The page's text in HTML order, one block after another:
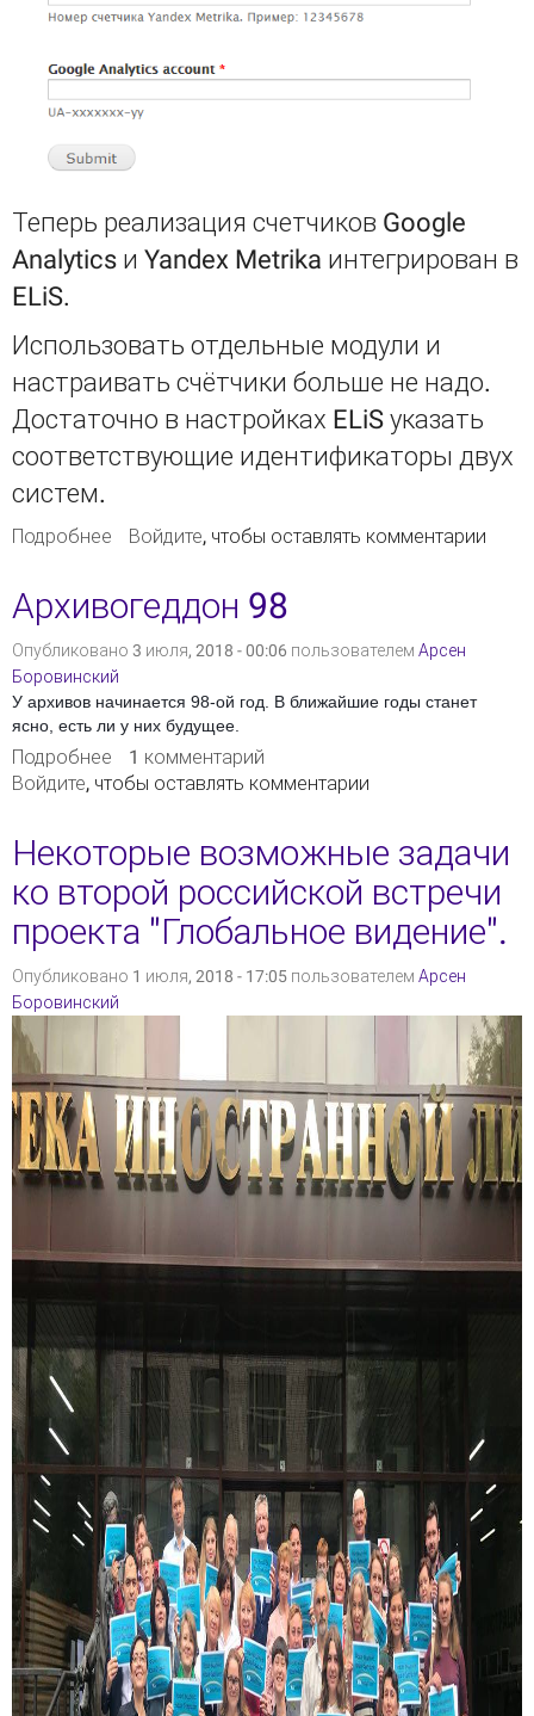
Теперь реализация счетчиков Google
Analytics и Yandex Metrika интегрирован в
ELiS.
Использовать отдельные модули и
настраивать счётчики больше не надо.
Достаточно в настройках ELiS указать
соответствующие идентификаторы двух
систем.
Подробнее о Улучшения в отправке данных в Google
Войдите, чтобы оставлять комментарии
Архивогеддон 98
Опубликовано 3 июля, 2018 - 00:06 пользователем Арсен
Боровинский
У архивов начинается 98-ой год. В ближайшие годы станет
ясно, есть ли у них будущее.
Подробнее о Архивогеддон 98
1 комментарий
Войдите, чтобы оставлять комментарии
Некоторые возможные задачи
ко второй российской встречи
проекта "Глобальное видение".
Опубликовано 1 июля, 2018 - 17:05 пользователем Арсен
Боровинский